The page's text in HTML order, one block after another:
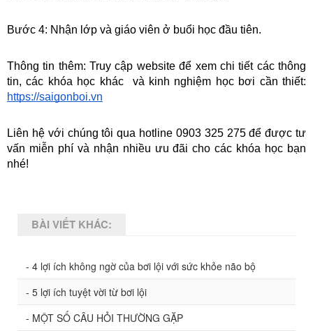
Bước 4: Nhận lớp và giáo viên ở buổi học đầu tiên.
Thông tin thêm: Truy cập website để xem chi tiết các thông
https://saigonboi.vn
Liên hệ với chúng tôi qua hotline 0903 325 275 để được tư
vấn miễn phí và nhận nhiều ưu đãi cho các khóa học bạn
nhé!
BÀI VIẾT KHÁC:
- 4 lợi ích không ngờ của bơi lội với sức khỏe não bộ
- 5 lợi ích tuyệt vời từ bơi lội
- MỘT SỐ CÂU HỎI THƯỜNG GẶP